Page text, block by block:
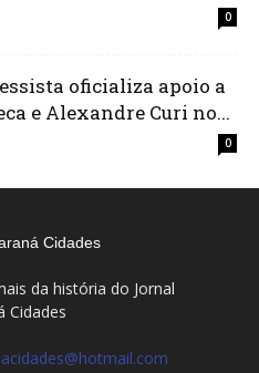
0
oficializa apoio a
e Alexandre Curi no...
0
da história do Jornal
Cidades